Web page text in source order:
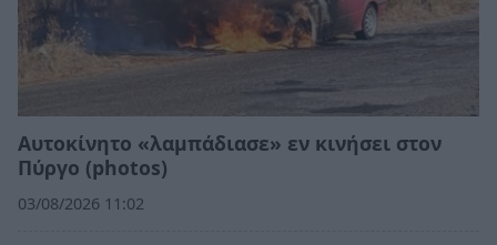
Αυτοκίνητο «λαμπάδιασε» εν κινήσει στον
Πύργο (photos)
03/08/2026 11:02